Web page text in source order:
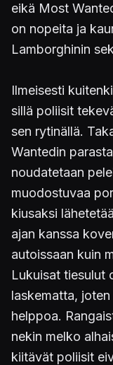
eikä Most
on nopeita ja
Lamborghinin
Ilmeisesti
sillä poliisit
sen rytinällä.
Wantedin
noudatetaan
muodostuvaa
kiusaksi
ajan kanssa
autoissaan kuin
Lukuisat tiesulut
laskematta,
helppoa.
nekin melko
kiitävät poliisit